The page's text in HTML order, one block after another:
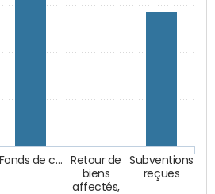
Fonds de c…
Retour de
biens
affectés,
Subventions
reçues